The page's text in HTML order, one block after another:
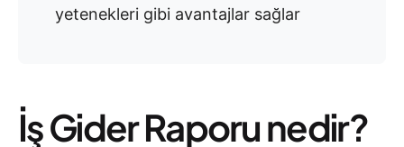
yetenekleri gibi avantajlar sağlar
İş Gider Raporu nedir?